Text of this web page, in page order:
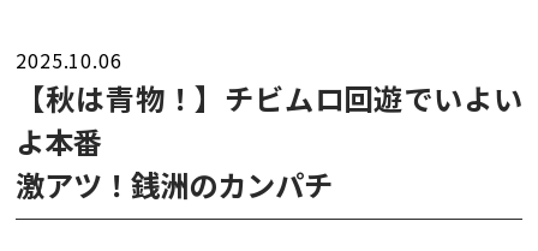
2025.10.06
【秋は青物！】チビムロ回遊でいよい
よ本番
激アツ！銭洲のカンパチ